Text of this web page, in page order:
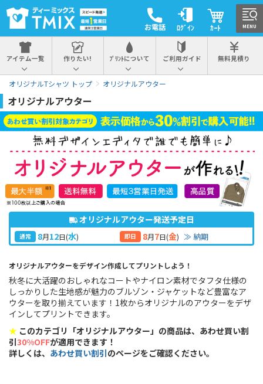
お電話 ﾛｸﾞｲﾝ ｶｰﾄ
アイテム一覧 作りたい! ﾌﾟﾘﾝﾄについて ご利用ガイド 無料見積り
オリジナルTシャツ トップ オリジナルアウター
オリジナルアウター
オリジナルアウター発送予定日
通常 8月12日(水) 即日 8月7日(金) ≫ 納期
オリジナルアウターをデザイン作成してプリントしよう！
秋冬に大活躍のおしゃれなコートやナイロン素材でタフタ仕様の
しっかりした生地感が魅力のブルゾン・ジャケットなど豊富なア
ウターを取り揃えています！1枚からオリジナルのアウターをデザ
インしてプリントできます。
★ このカテゴリ「オリジナルアウター」の商品は、あわせ買い割
引30%OFFが適用できます！
詳しくは、 あわせ買い割引のページをご確認ください。
MENU